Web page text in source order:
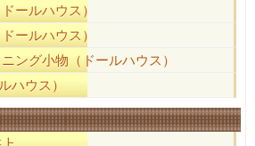
ールハウス）
ールハウス）
ング小物（ドールハウス）
ハウス）